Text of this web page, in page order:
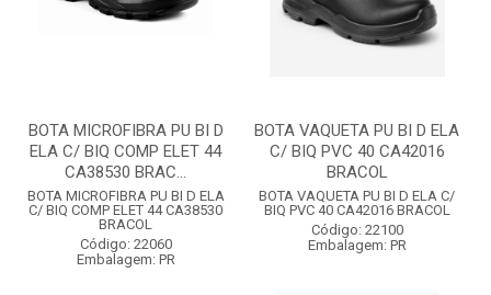
BOTA MICROFIBRA PU BI D
ELA C/ BIQ COMP ELET 44
CA38530 BRAC...
BOTA MICROFIBRA PU BI D ELA
C/ BIQ COMP ELET 44 CA38530
BRACOL
Código: 22060
Embalagem: PR
BOTA VAQUETA PU BI D ELA
C/ BIQ PVC 40 CA42016
BRACOL
BOTA VAQUETA PU BI D ELA C/
BIQ PVC 40 CA42016 BRACOL
Código: 22100
Embalagem: PR